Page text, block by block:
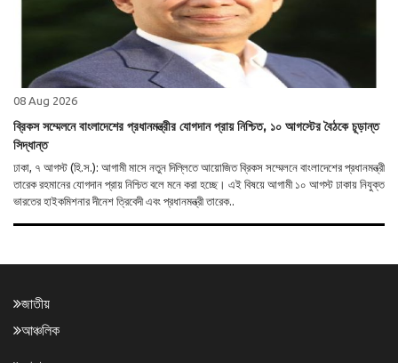
08 Aug 2026
ব্রিকস সম্মেলনে বাংলাদেশের প্রধানমন্ত্রীর যোগদান প্রায় নিশ্চিত, ১০ আগস্টের বৈঠকে চূড়ান্ত
সিদ্ধান্ত
ঢাকা, ৭ আগস্ট (হি.স.): আগামী মাসে নতুন দিল্লিতে আয়োজিত ব্রিকস সম্মেলনে বাংলাদেশের প্রধানমন্ত্রী
তারেক রহমানের যোগদান প্রায় নিশ্চিত বলে মনে করা হচ্ছে। এই বিষয়ে আগামী ১০ আগস্ট ঢাকায় নিযুক্ত
ভারতের হাইকমিশনার দীনেশ ত্রিবেদী এবং প্রধানমন্ত্রী তারেক..
জাতীয়
আঞ্চলিক